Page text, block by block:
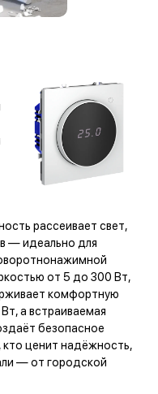
рассеивает свет,
— идеально для
от 5 до 300 Вт,
комфортную
а встраиваемая
безопасное
кто ценит надёжность,
— от городской